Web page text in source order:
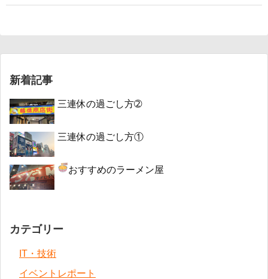
新着記事
三連休の過ごし方➁
三連休の過ごし方①
おすすめのラーメン屋
カテゴリー
IT・技術
イベントレポート